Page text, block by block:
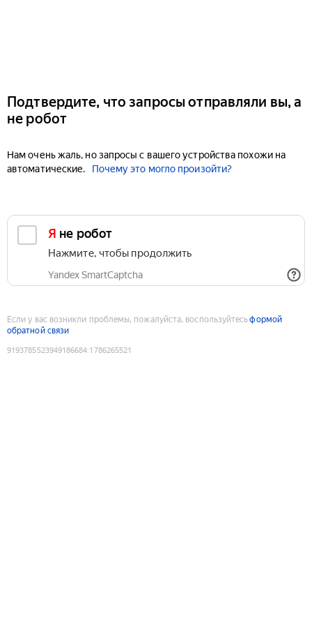
Подтвердите, что запросы отправляли вы, а
не робот
Нам очень жаль, но запросы с вашего устройства похожи на
автоматические.
Почему это могло произойти?
Я не робот
Нажмите, чтобы продолжить
Yandex SmartCaptcha
Если у вас возникли проблемы, пожалуйста, воспользуйтесьформой
обратной связи
9193785523949186684:1786265521